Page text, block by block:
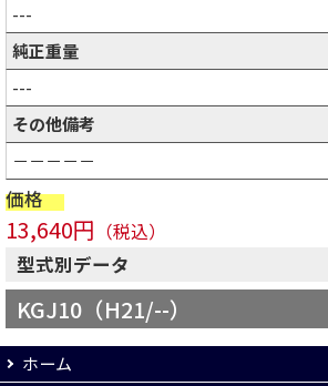
---
純正重量
---
その他備考
－－－－－
価格
13,640円 （税込）
型式別データ
KGJ10（H21/--）
ホーム